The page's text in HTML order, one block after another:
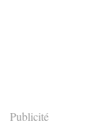
Publicité